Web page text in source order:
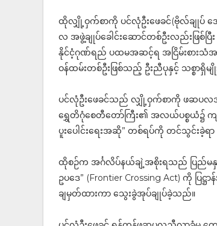
ထိုလျှို့ဝှက်စာကို ပင်လုံဦးဖေခင်(ဗိုလ်ချုပ် အ
လ အဖွဲ့ချုပ်ခေါင်းဆောင်တစ်ဦးလည်းဖြစ်
နိုင်ငံ့ဂုဏ်ရည် ပထမအဆင့်ရ အငြိမ်းစားသံအမ
ဝန်ထမ်းတစ်ဦးဖြစ်သည့် ဦးညီပုနှင့် သစ္စာ
ပင်လုံဦးဖေခင်သည် လျှို့ဝှက်စာကို ဖဆပလအ
ရွှေတိဂုံစေတီတော်ကြီး၏ အလယ်ပစ္စယံ၌ ကျ
ပူးပေါင်းရေးအဆို” တစ်ရပ်ကို တင်သွင်းခဲ့
ထိုစဉ်က အင်္ဂလိပ်နယ်ချဲ့အစိုးရသည် ပြည်မနှ
ဥပဒေ” (Frontier Crossing Act) ကို ပြ
ချမှတ်ထားကာ သွေးခွဲအုပ်ချုပ်ခဲ့သည်။